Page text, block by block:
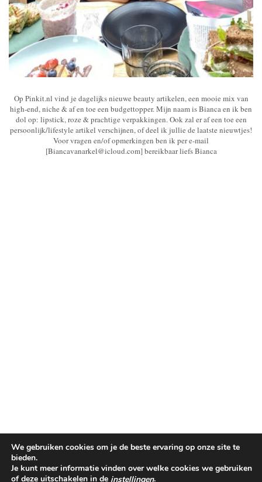
Op Pinkit.nl vind je dagelijks nieuwe beauty artikelen, een mooie mix van
high-end, niche & af en toe een budgettopper. Mijn naam is Bianca en ik ben
dol op: lipstick, roze & prachtige verpakkingen. Ook zal er af een toe een
persoonlijk/lifestyle artikel verschijnen, of deel ik jullie de laatste nieuwtjes!
Voor vragen en/of opmerkingen ben ik per e-mail
[Biancavanarkel@icloud.com] bereikbaar liefs Bianca
©PINKIT.NL 2014-2025
We gebruiken cookies om je de beste ervaring op onze site te
bieden.
Je kunt meer informatie vinden over welke cookies we gebruiken
of deze uitschakelen in de instellingen.